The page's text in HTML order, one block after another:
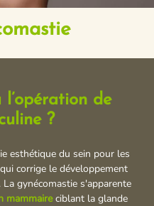
de
?
esthétique du sein pour les
corrige le développement
gynécomastie s'apparente
mammaireciblant la glande